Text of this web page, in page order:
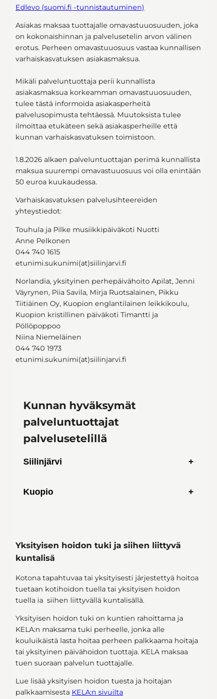
Edlevo (suomi.fi -tunnistautuminen)
Asiakas maksaa tuottajalle omavastuuosuuden, joka
on kokonaishinnan ja palvelusetelin arvon välinen
erotus. Perheen omavastuuosuus vastaa kunnallisen
varhaiskasvatuksen asiakasmaksua.
Mikäli palveluntuottaja perii kunnallista
asiakasmaksua korkeamman omavastuuosuuden,
tulee tästä informoida asiakasperheitä
palvelusopimusta tehtäessä. Muutoksista tulee
ilmoittaa etukäteen sekä asiakasperheille että
kunnan varhaiskasvatuksen toimistoon.
1.8.2026 alkaen palveluntuottajan perimä kunnallista
maksua suurempi omavastuuosuus voi olla enintään
50 euroa kuukaudessa.
Varhaiskasvatuksen palvelusihteereiden
yhteystiedot:
Touhula ja Pilke musiikkipäiväkoti Nuotti
Anne Pelkonen
044 740 1615
etunimi.sukunimi(at)siilinjarvi.fi
Norlandia, yksityinen perhepäivähoito Apilat, Jenni
Väyrynen, Piia Savila, Mirja Ruotsalainen, Pikku
Tiitiäinen Oy, Kuopion englantilainen leikkikoulu,
Kuopion kristillinen päiväkoti Timantti ja
Pöllöpoppoo
Niina Niemeläinen
044 740 1973
etunimi.sukunimi(at)siilinjarvi.fi
Kunnan hyväksymät
palveluntuottajat
palvelusetelillä
Siilinjärvi
Touhula Pyöreenlahti
Touhula Siilinjärvi
Norlandia Poukama
Pilke musiikkipäiväkoti Nuotti
Kuopio
Yksityisen hoidon tuki ja siihen liittyvä
kuntalisä
Kotona tapahtuvaa tai yksityisesti järjestettyä hoitoa
tuetaan kotihoidon tuella tai yksityisen hoidon
tuella ia siihen liittyvällä kuntalisällä.
Yksityisen hoidon tuki on kuntien rahoittama ja
KELA:n maksama tuki perheelle, jonka alle
kouluikäistä lasta hoitaa perheen palkkaama hoitaja
tai yksityinen päivähoidon tuottaja. KELA maksaa
tuen suoraan palvelun tuottajalle.
Lue lisää yksityisen hoidon tuesta ja hoitajan
palkkaamisesta KELA:n sivuilta